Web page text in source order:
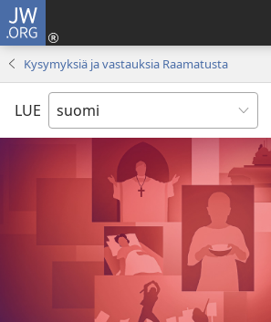
JW.ORG
Kysymyksiä ja vastauksia Raamatusta
LUE